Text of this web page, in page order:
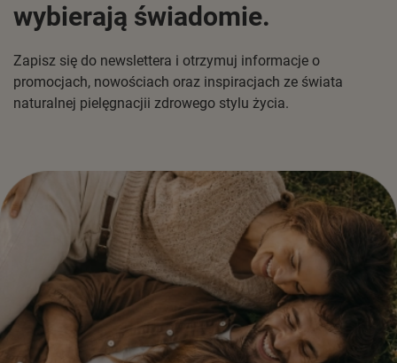
wybierają świadomie.
Zapisz się do newslettera i otrzymuj informacje o
promocjach, nowościach oraz inspiracjach ze świata
naturalnej pielęgnacjii zdrowego stylu życia.